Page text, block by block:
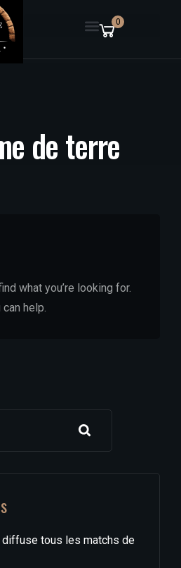
0
e deterre
what you’re looking for.
help.
diffuse tous les matchs de